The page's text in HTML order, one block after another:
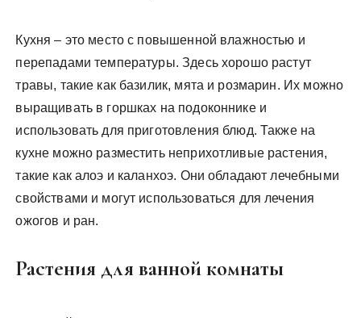
Кухня – это место с повышенной влажностью и
перепадами температуры. Здесь хорошо растут
травы, такие как базилик, мята и розмарин. Их можно
выращивать в горшках на подоконнике и
использовать для приготовления блюд. Также на
кухне можно разместить неприхотливые растения,
такие как алоэ и каланхоэ. Они обладают лечебными
свойствами и могут использоваться для лечения
ожогов и ран.
Растения для ванной комнаты